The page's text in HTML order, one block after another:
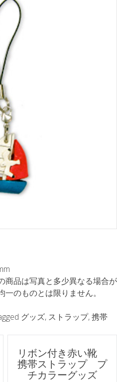
品は写真と多少異なる場合が
のものとは限りません。
グッズ, ストラップ,携帯
リボン付き赤い靴
携帯ストラップ プ
チカラーグッズ